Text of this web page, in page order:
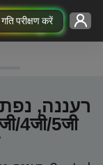
गति परीक्षण करें